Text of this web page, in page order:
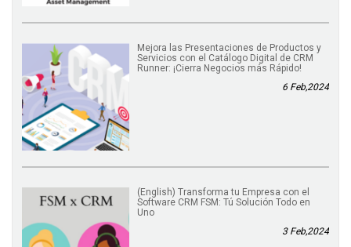
Mejora las Presentaciones de Productos y
Servicios con el Catálogo Digital de CRM
Runner: ¡Cierra Negocios más Rápido!
6 Feb,2024
(English) Transforma tu Empresa con el
Software CRM FSM: Tú Solución Todo en
Uno
3 Feb,2024